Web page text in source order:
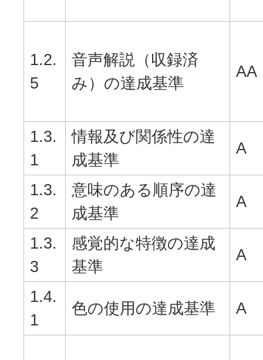
1.2.
5
音声解説（収録済
み）の達成基準
AA
1.3.
1
情報及び関係性の達
成基準
A
1.3.
2
意味のある順序の達
成基準
A
1.3.
3
感覚的な特徴の達成
基準
A
1.4.
1
色の使用の達成基準 A